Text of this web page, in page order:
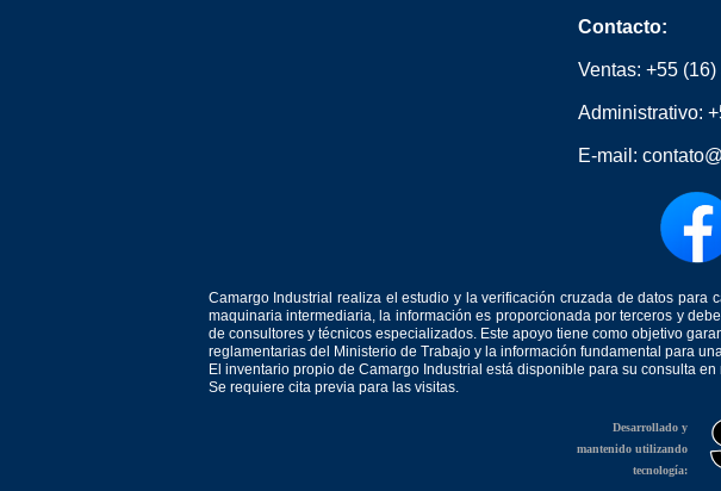
Contacto:
Ventas: +55
Administrativo:
E-mail:
Camargo Industrial realiza el estudio y la verificación cruzada de datos
maquinaria intermediaria, la información es proporcionada por terceros y
de consultores y técnicos especializados. Este apoyo tiene como objetivo
reglamentarias del Ministerio de Trabajo y la información fundamental para
El inventario propio de Camargo Industrial está disponible para su consulta
Se requiere cita previa para las visitas.
Desarrollado y
mantenido utilizando
tecnología: